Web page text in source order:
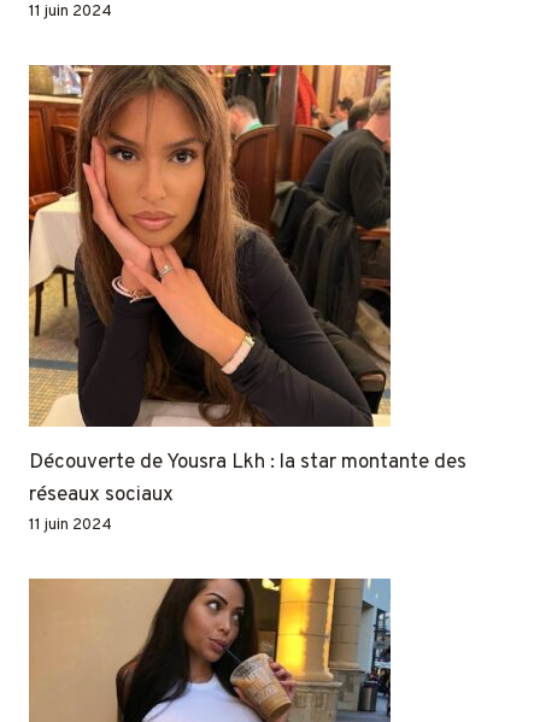
11 juin 2024
Découverte de Yousra Lkh : la star montante des
réseaux sociaux
11 juin 2024